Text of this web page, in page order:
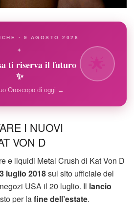
· 9 AGOSTO 2026
✦
ti riserva il futuro
✨
Oroscopo di oggi →
I NUOVI
VON D
e liquidi Metal Crush di Kat Von D
luglio 2018sul sito ufficiale del
USA il 20 luglio. Il lancio
per lafine dell’estate.